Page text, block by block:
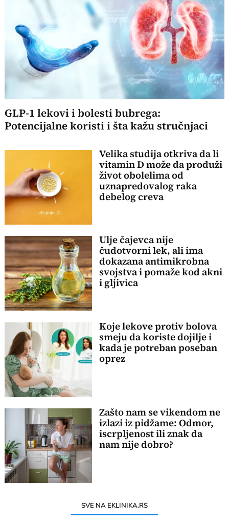
GLP-1 lekovi i bolesti bubrega:
Potencijalne koristi i šta kažu stručnjaci
Velika studija otkriva da li
vitamin D može da produži
život obolelima od
uznapredovalog raka
debelog creva
Ulje čajevca nije
čudotvorni lek, ali ima
dokazana antimikrobna
svojstva i pomaže kod akni
i gljivica
Koje lekove protiv bolova
smeju da koriste dojilje i
kada je potreban poseban
oprez
Zašto nam se vikendom ne
izlazi iz pidžame: Odmor,
iscrpljenost ili znak da
nam nije dobro?
SVE NA EKLINIKA.RS